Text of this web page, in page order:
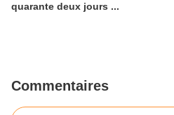
quarante deux jours ...
Commentaires